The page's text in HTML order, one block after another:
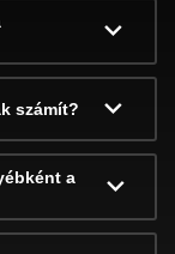
számít?
a